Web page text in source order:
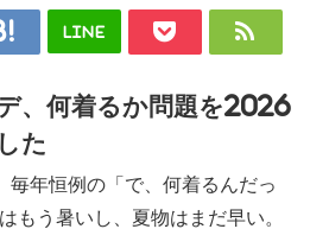
LINE
、何着るか問題を2026
た
毎年恒例の「で、何着るんだっ
もう暑いし、夏物はまだ早い。